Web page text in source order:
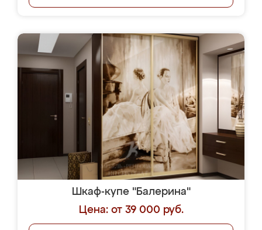
Шкаф-купе "Балерина"
Цена: от 39 000 руб.